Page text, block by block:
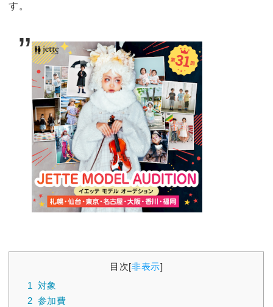
す。
目次[非表示]
1 対象
2 参加費